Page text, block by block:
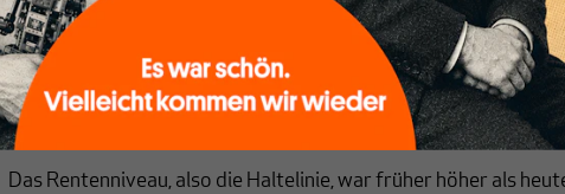
je nach Lohnpolitik mit. In den meisten OECD-Ländern
der Arbeitsproduktivität ab in Richtung ein Prozent pro Jahr.
Löhne nominal im Gleichschritt steigen ist ein Systemmerkmal
Vorteil des Umlageverfahren – nämlich Inflationssicherung und
Generationengerechtigkeit.
Das Rentenniveau, also die Haltelinie, war früher höher als